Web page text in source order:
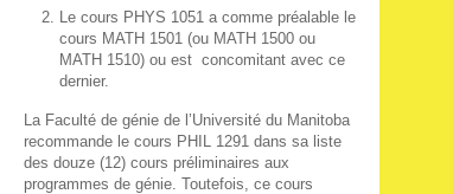
Le cours PHYS 1051 a comme préalable le
cours MATH 1501 (ou MATH 1500 ou
MATH 1510) ou est concomitant avec ce
dernier.
La Faculté de génie de l’Université du Manitoba
recommande le cours PHIL 1291 dans sa liste
des douze (12) cours préliminaires aux
programmes de génie. Toutefois, ce cours